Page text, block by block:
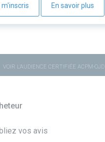
m'inscris En savoir plus
VOIR L'AUDIENCE CERTIFIÉE ACPM-OJD
vos avis